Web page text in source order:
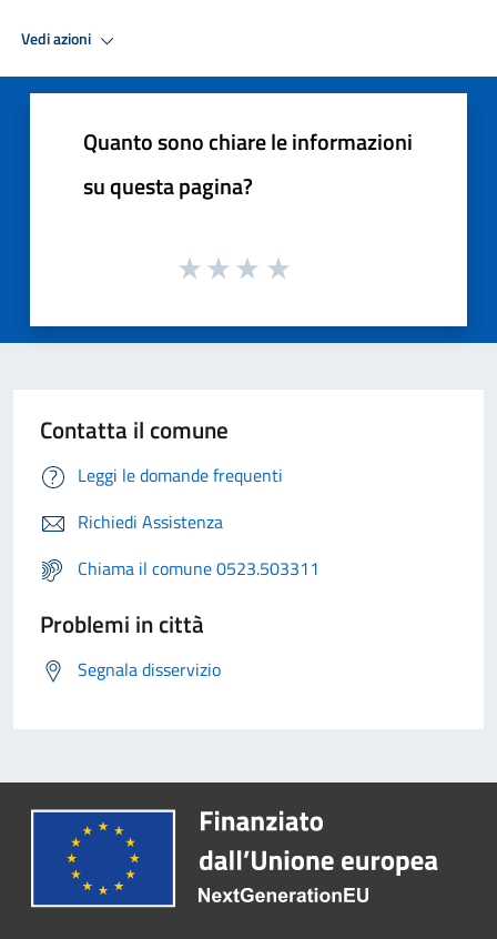
Vedi azioni
Quanto sono chiare le informazioni
su questa pagina?
Contatta il comune
Leggi le domande frequenti
Richiedi Assistenza
Chiama il comune 0523.503311
Problemi in città
Segnala disservizio